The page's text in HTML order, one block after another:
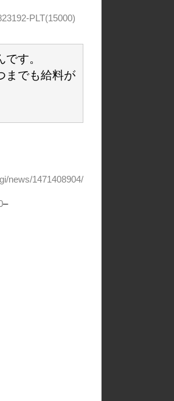
PLT(15000)
す。
までも給料が
news/1471408904/
–